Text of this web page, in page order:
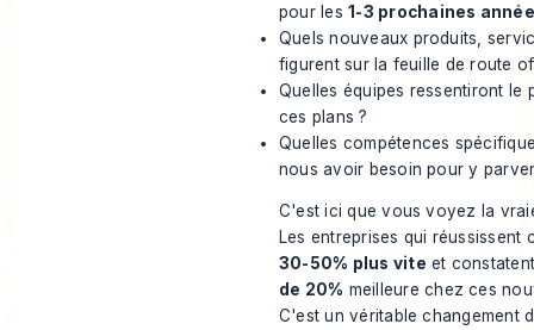
pour les1-3 prochaines
Quels nouveaux produits,
figurent sur la feuille de route
Quelles équipes ressentiront le
ces plans ?
Quelles compétences
nous avoir besoin pour y
C'est ici que vous voyez la
Les entreprises qui réussissent
30-50% plus vite et
de 20% meilleure chez ces
C'est un véritable changement